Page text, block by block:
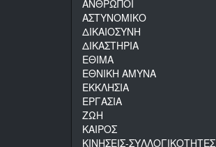
ΑΝΘΡΩΠΟΙ
ΑΣΤΥΝΟΜΙΚΟ
ΔΙΚΑΙΟΣΥΝΗ
ΔΙΚΑΣΤΗΡΙΑ
ΕΘΙΜΑ
ΕΘΝΙΚΗ ΑΜΥΝΑ
ΕΚΚΛΗΣΙΑ
ΕΡΓΑΣΙΑ
ΖΩΗ
ΚΑΙΡΟΣ
ΚΙΝΗΣΕΙΣ-ΣΥΛΛΟΓΙΚΟΤΗΤΕΣ